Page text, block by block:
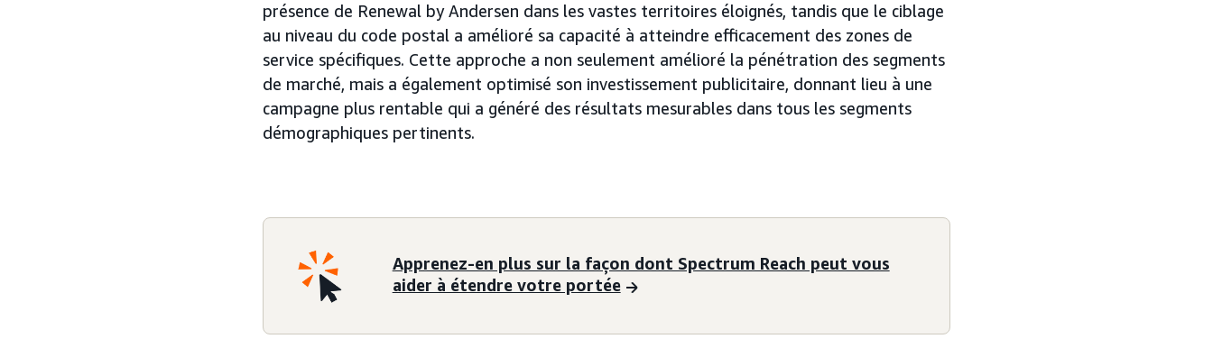
présence de Renewal by Andersen dans les vastes territoires éloignés, tandis que le ciblage
au niveau du code postal a amélioré sa capacité à atteindre efficacement des zones de
service spécifiques. Cette approche a non seulement amélioré la pénétration des segments
de marché, mais a également optimisé son investissement publicitaire, donnant lieu à une
campagne plus rentable qui a généré des résultats mesurables dans tous les segments
démographiques pertinents.
Apprenez-en plus sur la façon dont Spectrum Reach peut vous
aider à étendre votre portée